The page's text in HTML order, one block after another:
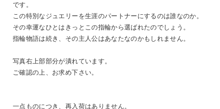
です。
この特別なジュエリーを生涯のパートナーにするのは誰なのか。
その幸運なひとはきっとこの指輪から選ばれたのでしょう。
指輪物語は続き、その主人公はあなたなのかもしれません。
写真右上部部分が潰れています。
ご確認の上、お求め下さい。
一点ものにつき、再入荷はありません。